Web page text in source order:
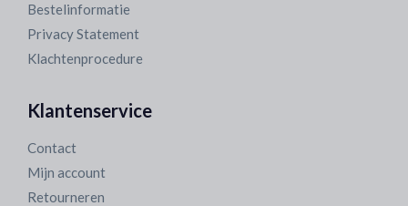
Bestelinformatie
Privacy Statement
Klachtenprocedure
Klantenservice
Contact
Mijn account
Retourneren